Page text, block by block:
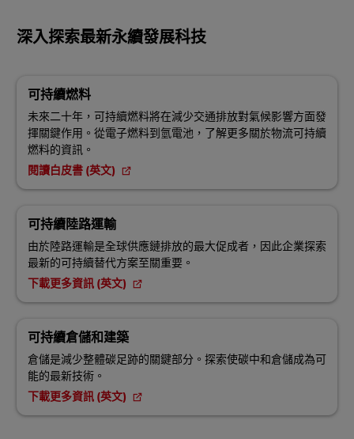
深入探索最新永續發展科技
可持續燃料
未來二十年，可持續燃料將在減少交通排放對氣候影響方面發
揮關鍵作用。從電子燃料到氫電池，了解更多關於物流可持續
燃料的資訊。
閱讀白皮書 (英文)
可持續陸路運輸
由於陸路運輸是全球供應鏈排放的最大促成者，因此企業探索
最新的可持續替代方案至關重要。
下載更多資訊 (英文)
可持續倉儲和建築
倉儲是減少整體碳足跡的關鍵部分。探索使碳中和倉儲成為可
能的最新技術。
下載更多資訊 (英文)